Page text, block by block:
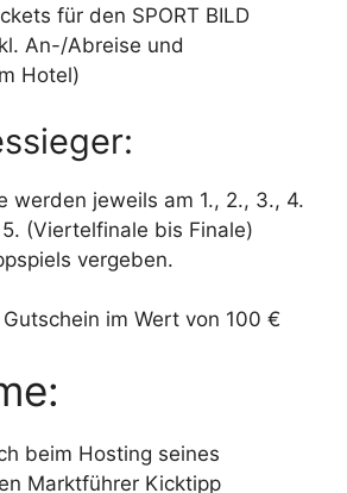
für den SPORT BILD
An-/Abreise und
Hotel)
werden jeweils am 1., 2., 3., 4.
(Viertelfinale bis Finale)
vergeben.
im Wert von 100 €
beim Hosting seines
Marktführer Kicktipp